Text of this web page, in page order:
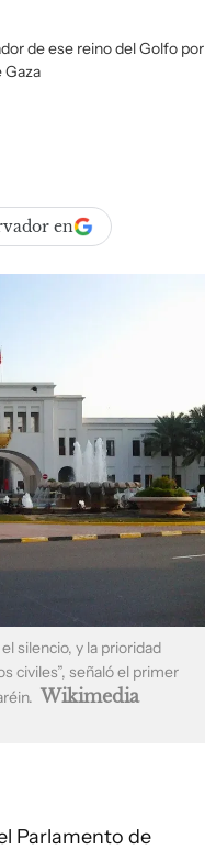
de ese reino del Golfo por
Gaza
en
silencio, y la prioridad
civiles”, señaló el primer
Wikimedia
Parlamento de